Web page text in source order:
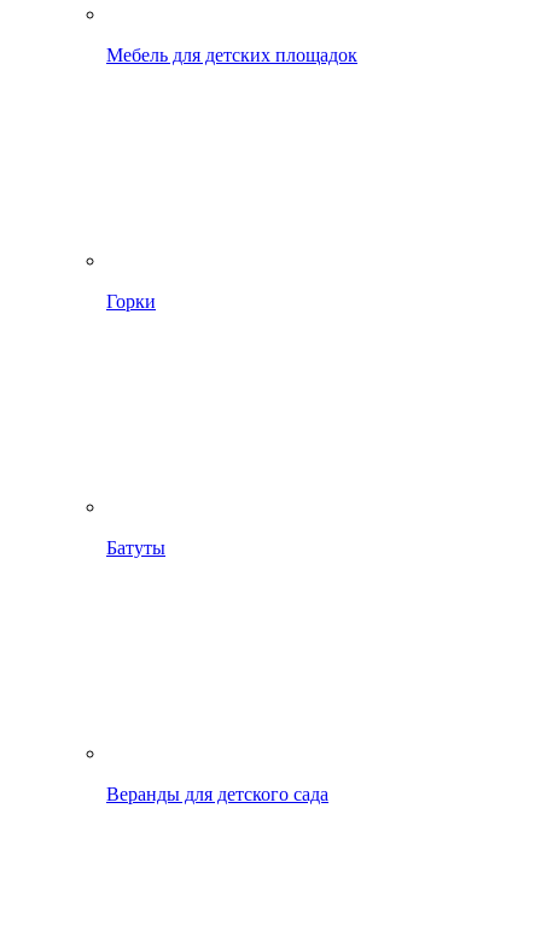
Мебель для детских площадок
Горки
Батуты
Веранды для детского сада